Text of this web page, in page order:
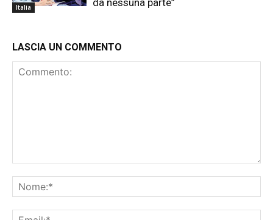
Italia
da nessuna parte”
LASCIA UN COMMENTO